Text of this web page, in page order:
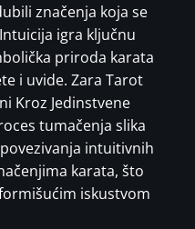
značenja koja se
igra ključnu
priroda karata
i uvide. Zara Tarot
Kroz Jedinstvene
tumačenja slika
intuitivnih
karata, što
iskustvom